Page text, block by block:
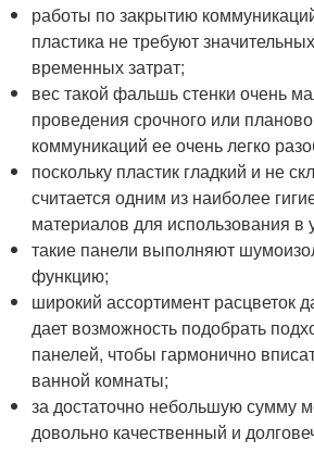
работы по закрытию
пластика не требуют
временных затрат;
вес такой фальшь стенки очень
проведения срочного или
коммуникаций ее очень легко
поскольку пластик гладкий и не
считается одним из наиболее
материалов для использования в
такие панели выполняют
функцию;
широкий ассортимент расцветок
дает возможность подобрать
панелей, чтобы гармонично
ванной комнаты;
за достаточно небольшую сумму
довольно качественный и